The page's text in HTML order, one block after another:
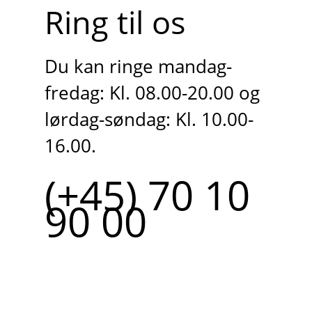
Ring til os
Du kan ringe mandag-
fredag: Kl. 08.00-20.00 og
lørdag-søndag: Kl. 10.00-
16.00.
(+45) 70 10
90 00